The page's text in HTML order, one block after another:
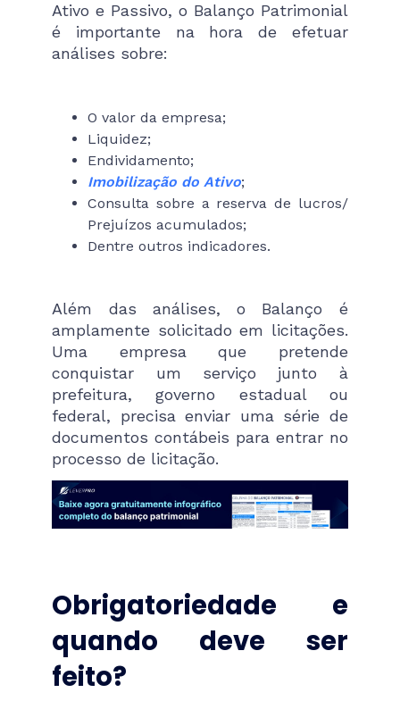
Ativo e Passivo, o Balanço Patrimonial
é importante na hora de efetuar
análises sobre:
O valor da empresa;
Liquidez;
Endividamento;
Imobilização do Ativo;
Consulta sobre a reserva de lucros/
Prejuízos acumulados;
Dentre outros indicadores.
Além das análises, o Balanço é
amplamente solicitado em licitações.
Uma empresa que pretende
conquistar um serviço junto à
prefeitura, governo estadual ou
federal, precisa enviar uma série de
documentos contábeis para entrar no
processo de licitação.
Obrigatoriedade e
quando deve ser
feito?